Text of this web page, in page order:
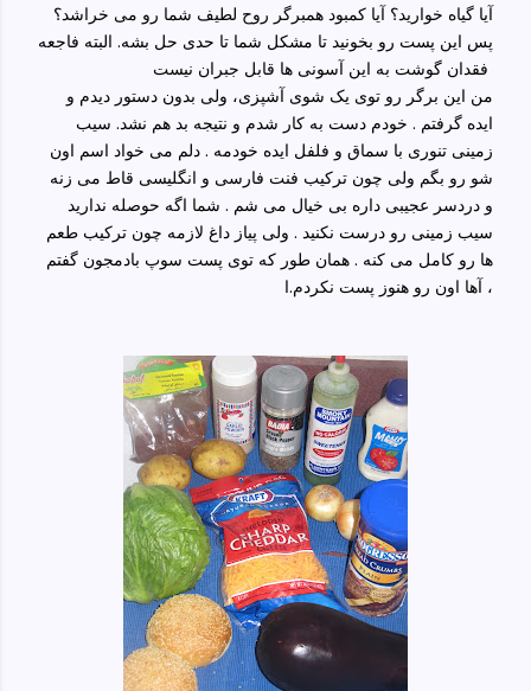
آیا گیاه خوارید؟ آیا کمبود همبرگر روح لطیف شما رو می خراشد؟
پس این پست رو بخونید تا مشکل شما تا حدی حل بشه. البته فاجعه
من این برگر رو توی یک شوی آشپزی، ولی بدون دستور دیدم و
ایده گرفتم . خودم دست به کار شدم و نتیجه بد هم نشد. سیب
زمینی تنوری با سماق و فلفل ایده خودمه . دلم می خواد اسم اون
شو رو بگم ولی چون ترکیب فنت فارسی و انگلیسی قاط می زنه
و دردسر عجیبی داره بی خیال می شم . شما اگه حوصله ندارید
سیب زمینی رو درست نکنید . ولی پیاز داغ لازمه چون ترکیب طعم
ها رو کامل می کنه . همان طور که توی پست سوپ بادمجون گفتم
، آها اون رو هنوز پست نکردم.ا